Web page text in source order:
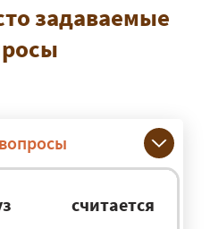
задаваемые
считается